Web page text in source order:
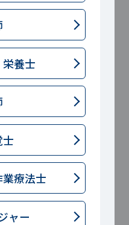
の成分表で算出
数値にズレが生
今後は八訂の成
栄養評価や摂取
れていますが、
の算出方法の違
に理解し、現場
は柔軟に対応し
ょう。
対応
栄養士
業療法士
ャー